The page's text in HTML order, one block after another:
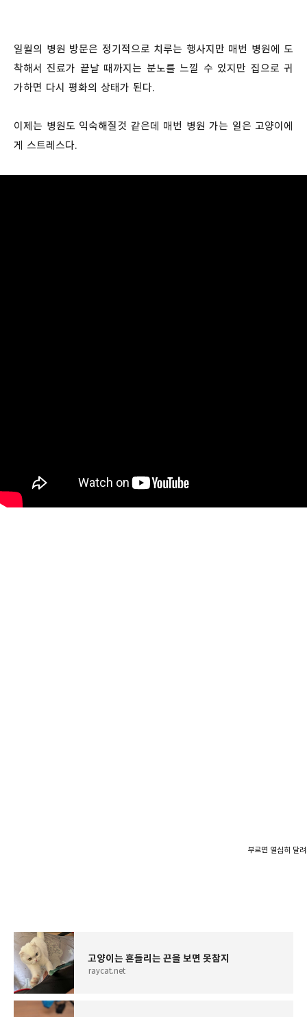
일월의 병원 방문은 정기적으로 치루는 행사지만 매번 병원에 도
착해서 진료가 끝날 때까지는 분노를 느낄 수 있지만 집으로 귀
가하면 다시 평화의 상태가 된다.
이제는 병원도 익숙해질것 같은데 매번 병원 가는 일은 고양이에
게 스트레스다.
부르면 열심히 달
고양이는 흔들리는 끈을 보면 못참지
raycat.net